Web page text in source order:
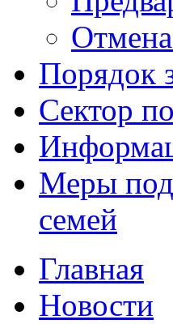
Порядок
Сектор
Меры
семей
Главная
Новости